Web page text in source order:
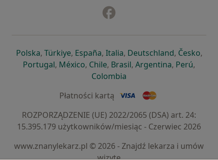
Polskaotwiera się w nowej karcie
, Türkiyeotwiera się w nowej karcie
, Españaotwiera się w nowej karcie
, Italiaotwiera się w nowej
, Deutschlandotwiera się
, Česko,
Portugalotwiera się w nowej karcie
, Méxicootwiera się w nowej karcie
, Chileotwiera się w nowej karcie
, Brasilotwiera się w nowej
, Argentinaotwiera się
, Perú,
Colombia
Płatności kartą
ROZPORZĄDZENIE (UE) 2022/2065 (DSA) art. 24:
15.395.179 użytkowników/miesiąc - Czerwiec 2026
www.znanylekarz.pl © 2026 - Znajdź lekarza i umów
wizytę